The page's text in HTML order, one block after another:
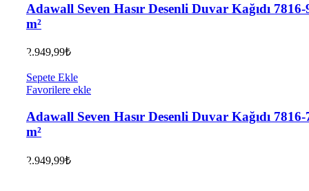
Adawall Seven Hasır Desenli Duvar Kağıdı 7816-
m²
2.949,99₺
Sepete Ekle
Favorilere ekle
Adawall Seven Hasır Desenli Duvar Kağıdı 7816-
m²
2.949,99₺